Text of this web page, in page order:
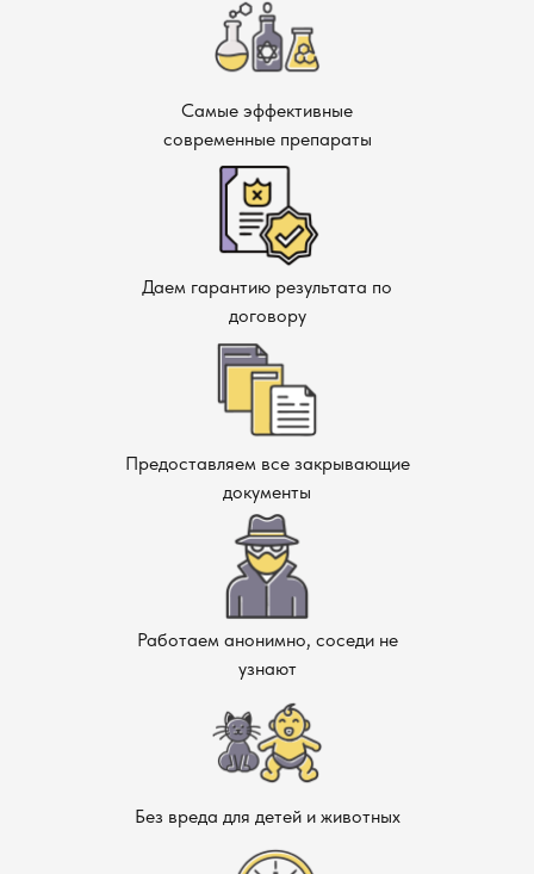
Самые эффективные
современные препараты
Даем гарантию результата по
договору
Предоставляем все закрывающие
документы
Работаем анонимно, соседи не
узнают
Без вреда для детей и животных